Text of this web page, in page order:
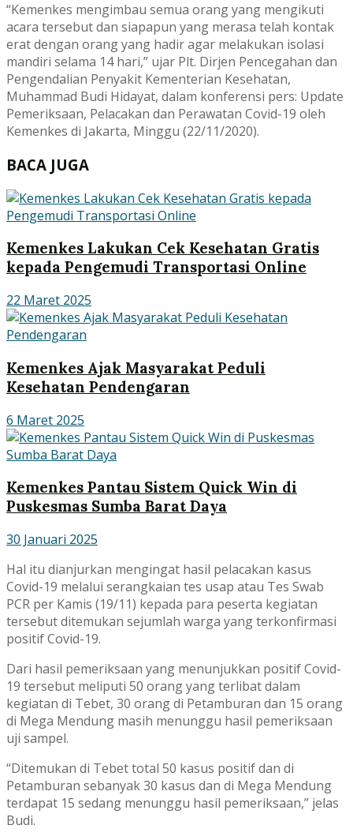
“Kemenkes mengimbau semua orang yang mengikuti
acara tersebut dan siapapun yang merasa telah kontak
erat dengan orang yang hadir agar melakukan isolasi
mandiri selama 14 hari,” ujar Plt. Dirjen Pencegahan dan
Pengendalian Penyakit Kementerian Kesehatan,
Muhammad Budi Hidayat, dalam konferensi pers: Update
Pemeriksaan, Pelacakan dan Perawatan Covid-19 oleh
Kemenkes di Jakarta, Minggu (22/11/2020).
BACA JUGA
Kemenkes Lakukan Cek Kesehatan Gratis
kepada Pengemudi Transportasi Online
22 Maret 2025
Kemenkes Ajak Masyarakat Peduli
Kesehatan Pendengaran
6 Maret 2025
Kemenkes Pantau Sistem Quick Win di
Puskesmas Sumba Barat Daya
30 Januari 2025
Hal itu dianjurkan mengingat hasil pelacakan kasus
Covid-19 melalui serangkaian tes usap atau Tes Swab
PCR per Kamis (19/11) kepada para peserta kegiatan
tersebut ditemukan sejumlah warga yang terkonfirmasi
positif Covid-19.
Dari hasil pemeriksaan yang menunjukkan positif Covid-
19 tersebut meliputi 50 orang yang terlibat dalam
kegiatan di Tebet, 30 orang di Petamburan dan 15 orang
di Mega Mendung masih menunggu hasil pemeriksaan
uji sampel.
“Ditemukan di Tebet total 50 kasus positif dan di
Petamburan sebanyak 30 kasus dan di Mega Mendung
terdapat 15 sedang menunggu hasil pemeriksaan,” jelas
Budi.